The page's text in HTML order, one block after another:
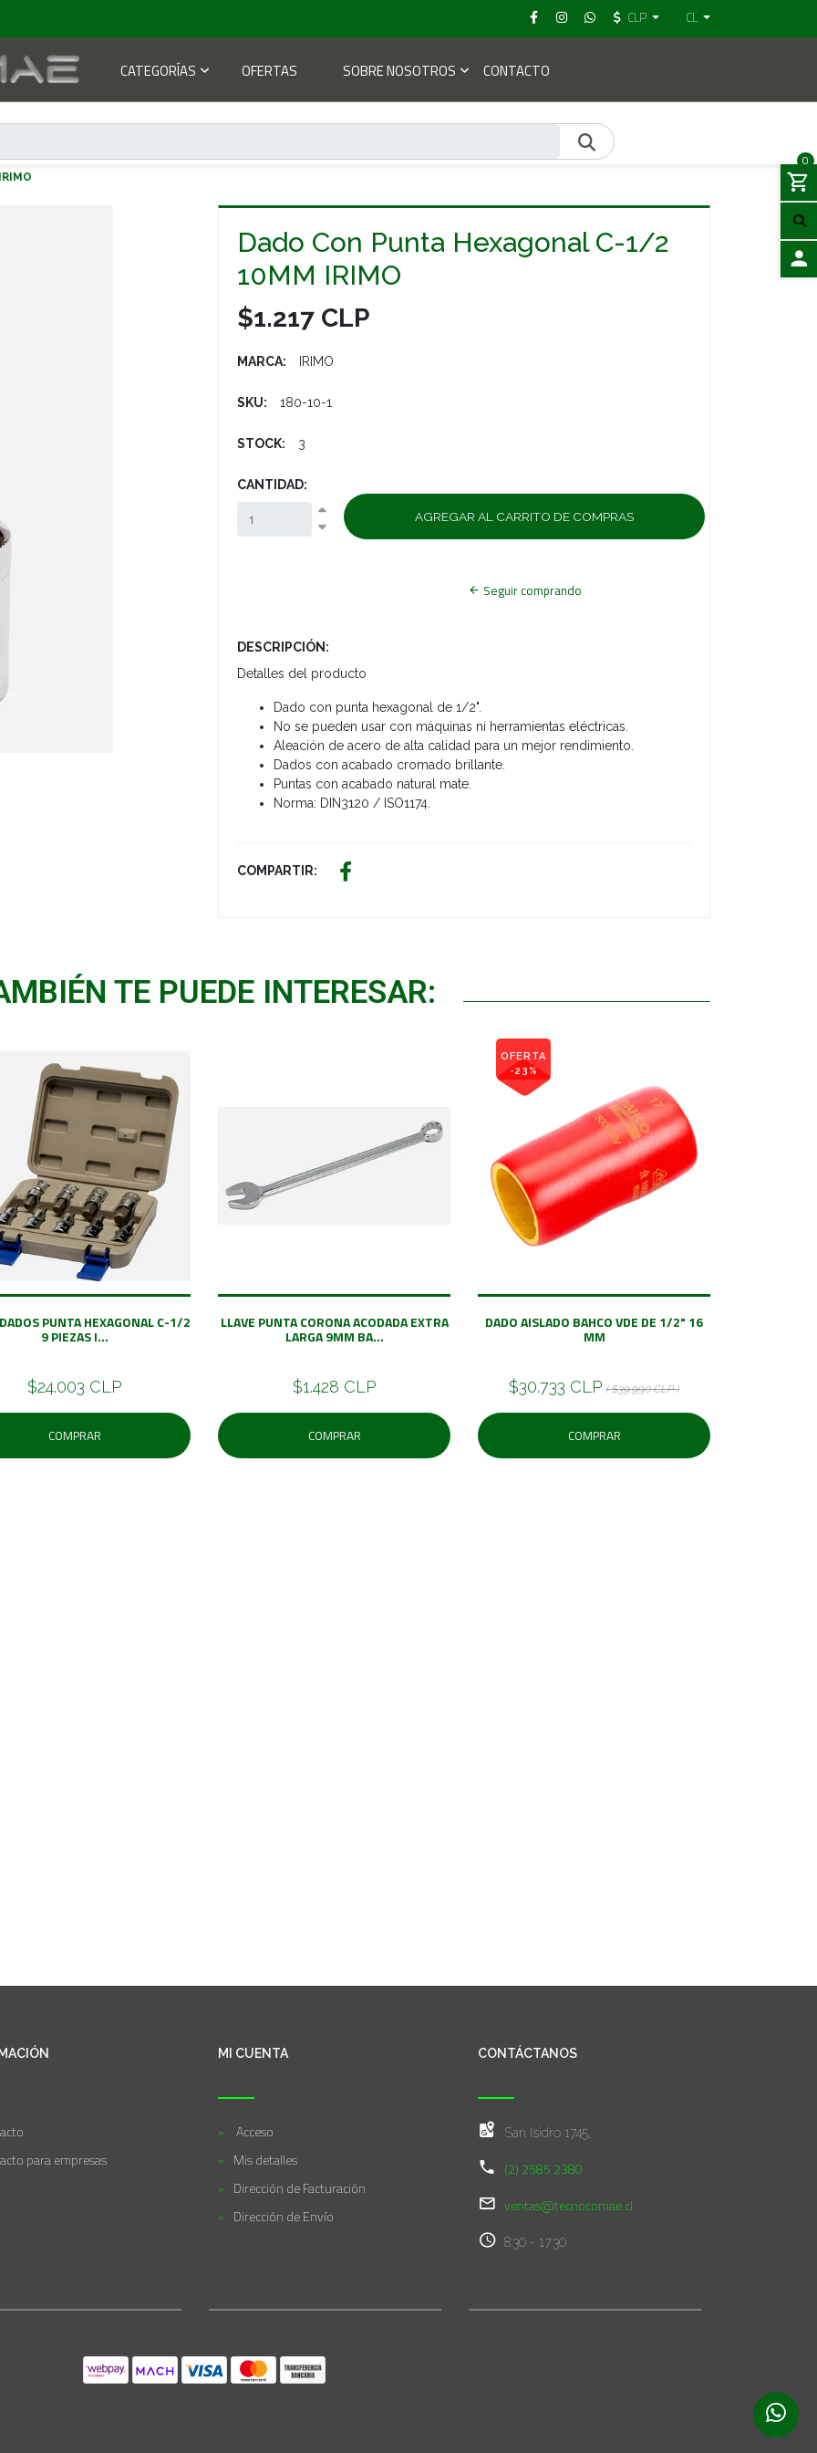
CLP CL
CATEGORÍAS OFERTAS SOBRE NOSOTROS CONTACTO
0
Dado Con Punta Hexagonal C-1/2
10MM IRIMO
$1.217 CLP
MARCA: IRIMO
SKU: 180-10-1
STOCK: 3
CANTIDAD:
Seguir comprando
DESCRIPCIÓN:
Detalles del producto
Dado con punta hexagonal de 1/2".
No se pueden usar con máquinas ni herramientas eléctricas.
Aleación de acero de alta calidad para un mejor rendimiento.
Dados con acabado cromado brillante.
Puntas con acabado natural mate.
Norma: DIN3120 / ISO1174.
COMPARTIR:
TE PUEDE INTERESAR:
PUNTA HEXAGONAL C-1/2
9 PIEZAS I...
$24.003 CLP
COMPRAR
LLAVE PUNTA CORONA ACODADA EXTRA
LARGA 9MM BA...
$1.428 CLP
COMPRAR
OFERTA
-23%
DADO AISLADO BAHCO VDE DE 1/2" 16
MM
$30.733 CLP ( $39.990 CLP )
COMPRAR
para empresas
MI CUENTA
Acceso
Mis detalles
Dirección de Facturación
Dirección de Envío
CONTÁCTANOS
San Isidro 1745,
(2) 2585 2380
ventas@tecnocomae.cl
8:30 - 17:30